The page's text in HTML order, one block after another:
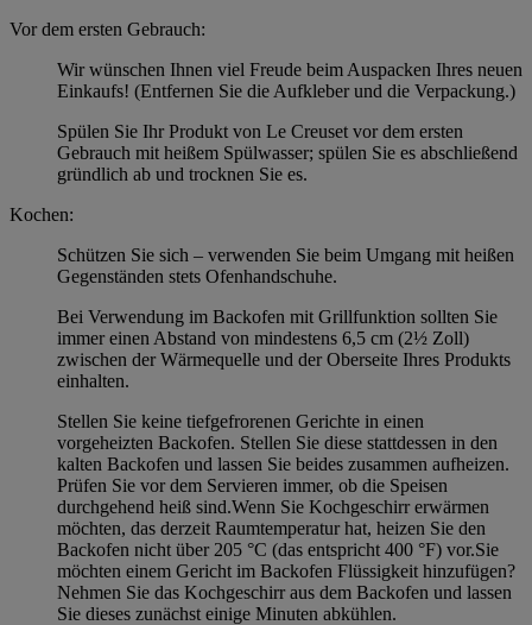
Vor dem ersten Gebrauch:
Wir wünschen Ihnen viel Freude beim Auspacken Ihres neuen
Einkaufs! (Entfernen Sie die Aufkleber und die Verpackung.)
Spülen Sie Ihr Produkt von Le Creuset vor dem ersten
Gebrauch mit heißem Spülwasser; spülen Sie es abschließend
gründlich ab und trocknen Sie es.
Kochen:
Schützen Sie sich – verwenden Sie beim Umgang mit heißen
Gegenständen stets Ofenhandschuhe.
Bei Verwendung im Backofen mit Grillfunktion sollten Sie
immer einen Abstand von mindestens 6,5 cm (2½ Zoll)
zwischen der Wärmequelle und der Oberseite Ihres Produkts
einhalten.
Stellen Sie keine tiefgefrorenen Gerichte in einen
vorgeheizten Backofen. Stellen Sie diese stattdessen in den
kalten Backofen und lassen Sie beides zusammen aufheizen.
Prüfen Sie vor dem Servieren immer, ob die Speisen
durchgehend heiß sind.Wenn Sie Kochgeschirr erwärmen
möchten, das derzeit Raumtemperatur hat, heizen Sie den
Backofen nicht über 205 °C (das entspricht 400 °F) vor.Sie
möchten einem Gericht im Backofen Flüssigkeit hinzufügen?
Nehmen Sie das Kochgeschirr aus dem Backofen und lassen
Sie dieses zunächst einige Minuten abkühlen.